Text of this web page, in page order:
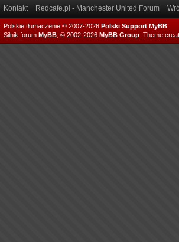
Kontakt Redcafe.pl - Manchester United Forum
Polskie tłumaczenie © 2007-2026 Polski Support MyBB
Silnik forum MyBB , © 2002-2026 MyBB Group Theme